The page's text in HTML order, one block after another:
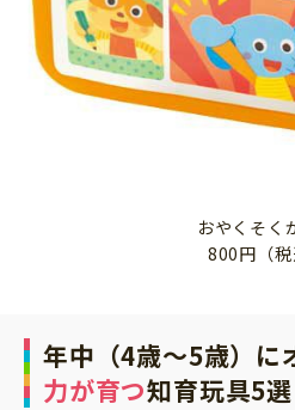
おやくそく
800円（税
年中（4歳～5歳）に
力が育つ知育玩具5選